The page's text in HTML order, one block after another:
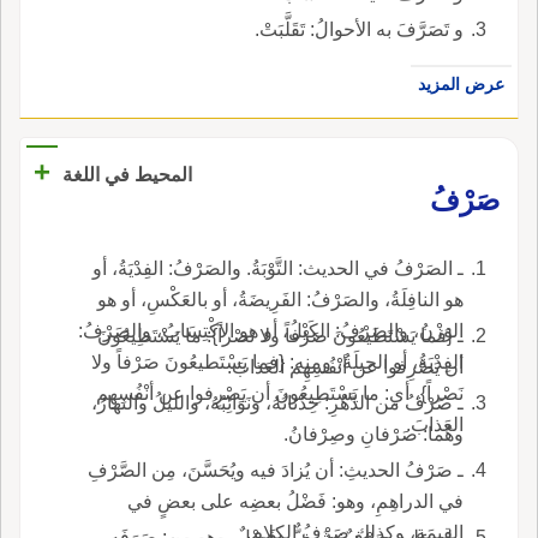
و تَصَرَّفَ به الأحوالُ: تَقَلَّبَتْ.
عرض المزيد
المحيط في اللغة
+
صَرْفُ
ـ الصَرْفُ في الحديث: التَّوْبَةُ. والصَرْفُ: الفِدْيَةُ، أو
هو النافِلَةُ، والصَرْفُ: الفَرِيضَةُ، أو بالعَكْسِ، أو هو
الوَزْنُ، والصَرْفُ: الكَيْلُ، أو هو الاكْتِسَابُ، والصَرْفُ:
الفِدْيَةُ، أو الحِيلَةُ، ومنه: {فما يَسْتَطيعُونَ صَرْفاً ولا
نَصْراً}، أي: ما يَسْتَطِيعُونَ أن يَصْرِفوا عن أنْفُسِهِم
العَذابَ.
ـ {فما يَسْتَطيعُونَ صَرْفاً ولا نَصْراً}: ما يَسْتَطِيعُونَ
أن يَصْرِفوا عن أنْفُسِهِم العَذابَ.
ـ صَرْفُ من الدَّهْرِ: حِدْثانُهُ، ونَوَائِبُهُ، والليلُ والنهارُ،
وهُما: صَرْفانِ وصِرْفانُ.
ـ صَرْفُ الحديثِ: أن يُزادَ فيه ويُحَسَّنَ، مِن الصَّرْفِ
في الدراهِمِ، وهو: فَضْلُ بعضِه على بعضٍ في
القِيمَةِ، وكذلك صَرْفُ الكلامِ.